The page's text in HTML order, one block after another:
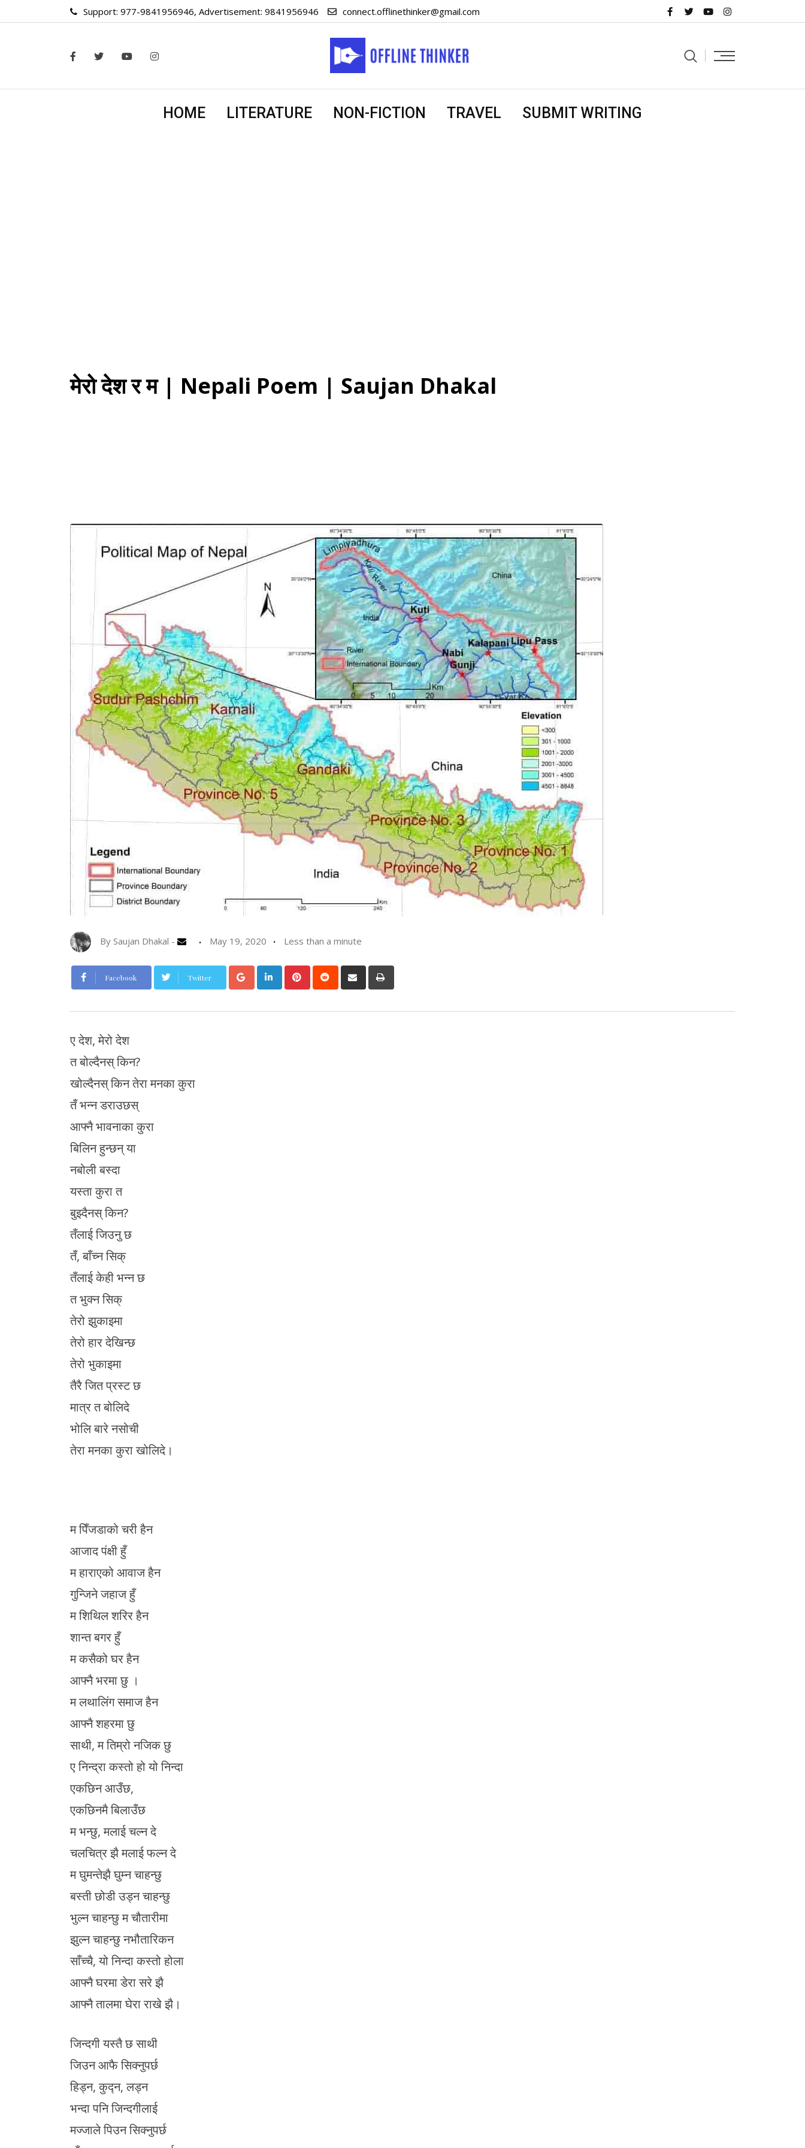
to
Support: 977-9841956946, Advertisement: 9841956946 connect.offlinethinker@gmail.com
HOME LITERATURE NON-FICTION TRAVEL SUBMIT WRITING
मेरो देश र म | Nepali Poem | Saujan Dhakal
By Saujan Dhakal - May 19, 2020 Less than a minute
Facebook Twitter Google+LinkedInPinterest
RedditShare
via
Print
ए देश, मेरो देश
त बोल्दैनस् किन?
खोल्दैनस् किन तेरा मनका कुरा
तँ भन्न डराउछस्
आफ्नै भावनाका कुरा
बिलिन हुन्छन् या
नबोली बस्दा
यस्ता कुरा त
बुझ्दैनस् किन?
तँलाई जिउनु छ
तँ, बाँच्न सिक्
तँलाई केही भन्न छ
त भुक्न सिक्
तेरो झुकाइमा
तेरो हार देखिन्छ
तेरो भुकाइमा
तैरै जित प्रस्ट छ
मात्र त बोलिदे
भोलि बारे नसोची
तेरा मनका कुरा खोलिदे।
म पिँजडाको चरी हैन
आजाद पंक्षी हुँ
म हाराएको आवाज हैन
गुन्जिने जहाज हुँ
म शिथिल शरिर हैन
शान्त बगर हुँ
म कसैको घर हैन
आफ्नै भरमा छु ।
म लथालिंग समाज हैन
आफ्नै शहरमा छु
साथी, म तिम्रो नजिक छु
ए निन्द्रा कस्तो हो यो निन्दा
एकछिन आउँछ,
एकछिनमै बिलाउँछ
म भन्छु, मलाई चल्न दे
चलचित्र झै मलाई फल्न दे
म घुमन्तेझै घुम्न चाहन्छु
बस्ती छोडी उड्न चाहन्छु
भुल्न चाहन्छु म चौतारीमा
झुल्न चाहन्छु नभौतारिकन
साँच्चै, यो निन्दा कस्तो होला
आफ्नै घरमा डेरा सरे झै
आफ्नै तालमा घेरा राखे झै।
जिन्दगी यस्तै छ साथी
जिउन आफै सिक्नुपर्छ
हिड्न, कुद्न, लड्न
भन्दा पनि जिन्दगीलाई
मज्जाले पिउन सिक्नुपर्छ